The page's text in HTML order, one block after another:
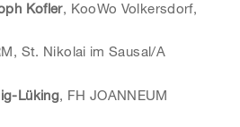
Kofler, KooWo Volkersdorf,
St. Nikolai im Sausal/A
Lüking, FH JOANNEUM